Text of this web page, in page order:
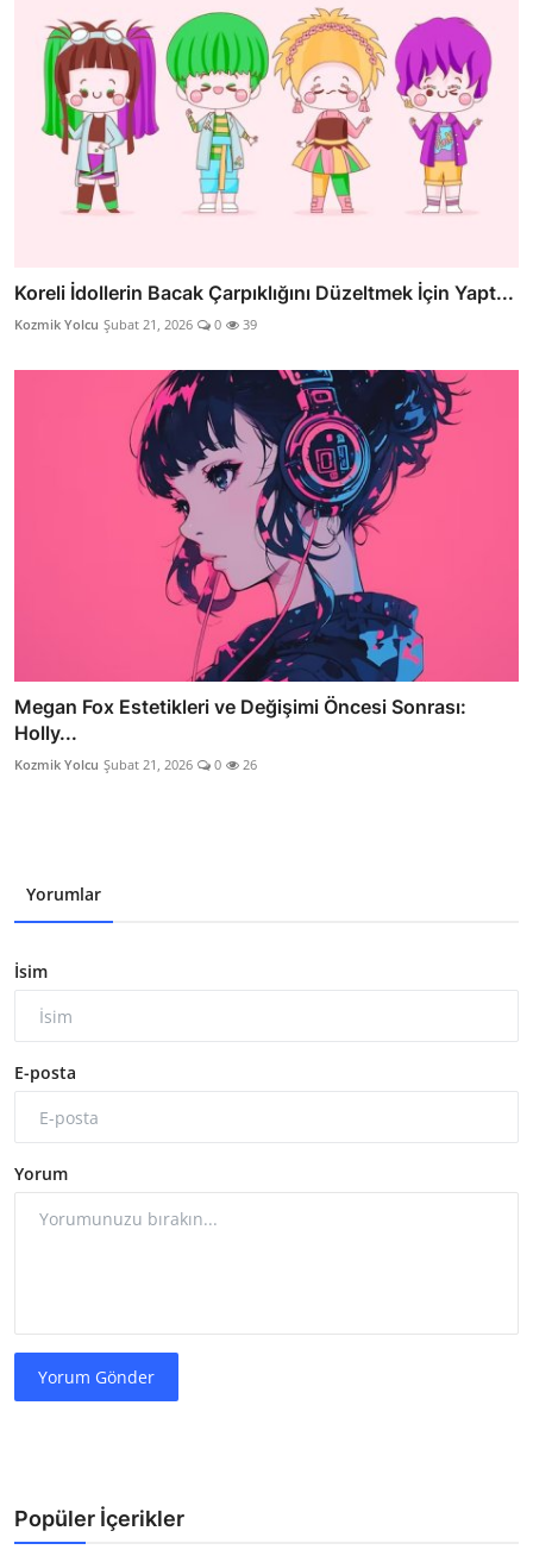
Koreli İdollerin Bacak Çarpıklığını Düzeltmek İçin Yapt...
Kozmik Yolcu Şubat 21, 2026 0 39
Megan Fox Estetikleri ve Değişimi Öncesi Sonrası:
Holly...
Kozmik Yolcu Şubat 21, 2026 0 26
Yorumlar
İsim
E-posta
Yorum
Yorum Gönder
Popüler İçerikler